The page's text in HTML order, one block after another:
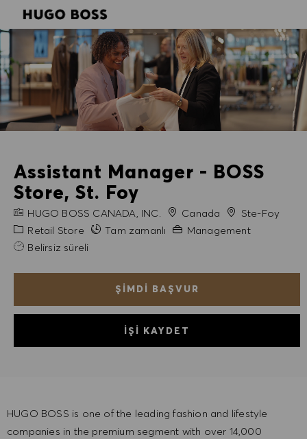
Assistant Manager - BOSS
Store, St. Foy
FIRMA ADI
HUGO BOSS CANADA, INC. Canada ŞehirSte-Foy
Kategori
Retail Store Tam zamanlı Gerekli Deneyim
Management
Belirsiz süreli
ŞIMDI BAŞVUR
İŞI KAYDET
HUGO BOSS is one of the leading fashion and lifestyle
companies in the premium segment with over 14,000